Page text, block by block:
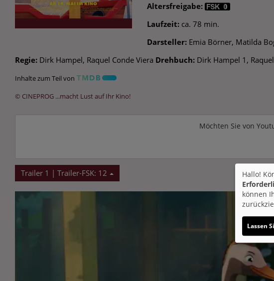
Altersfreigabe:
Laufzeit: ca. 78 min.
Darsteller: Emia Börner, Matilda
Regie: Dirk Hampel, Raquel Conde Viera Drehbuch: Dirk Hampel 1,
Inhalte zum Teil von
© CINEPROG ...macht Lust auf Ihr Kino!
Möchten Sie von
Trailer 1 | Trailer-FSK: 12
Hallo!
können
Lassen